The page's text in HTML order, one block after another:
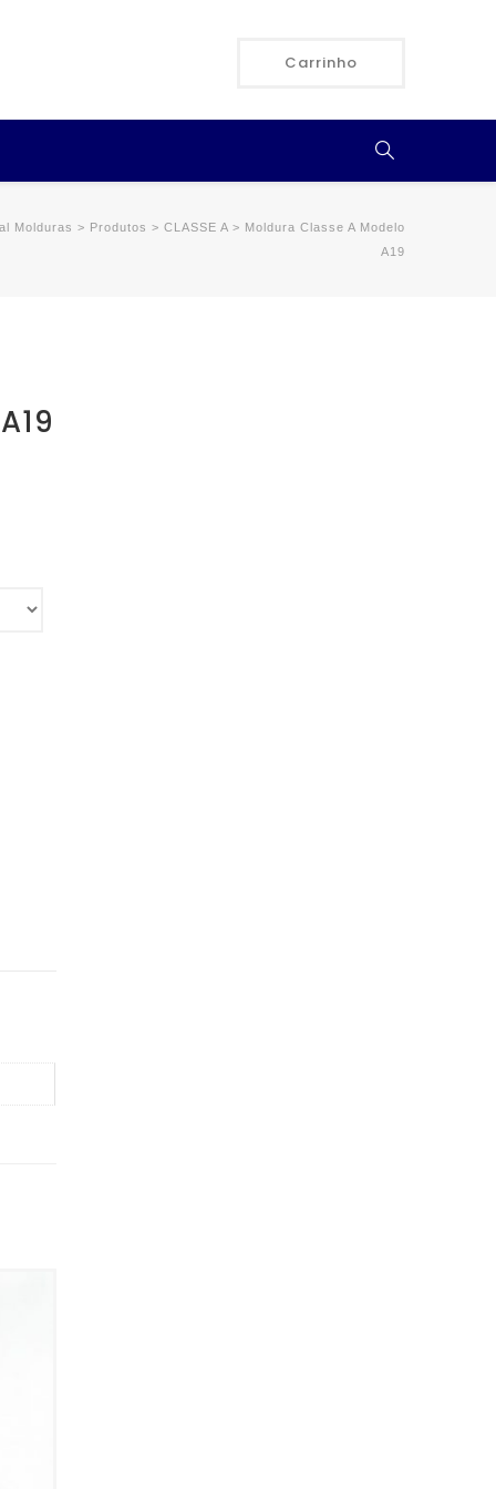
Carrinho
Molduras > Produtos > CLASSE A > Moldura Classe A Modelo
A19